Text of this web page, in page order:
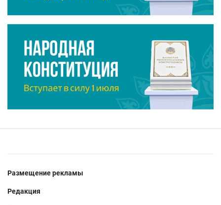
Размещение рекламы
Редакция